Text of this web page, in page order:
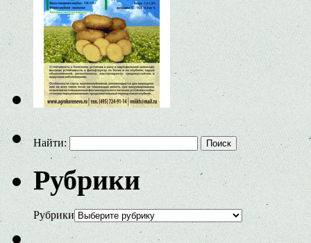
Найти:
Рубрики
Рубрики